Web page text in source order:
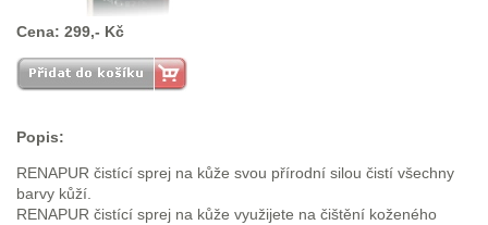
Cena: 299,- Kč
Popis:
RENAPUR čistící sprej na kůže svou přírodní silou čistí všechny
barvy kůží.
RENAPUR čistící sprej na kůže využijete na čištění koženého